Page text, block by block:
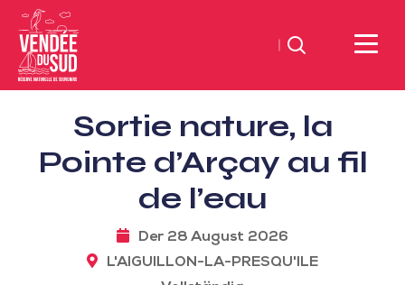
Sud
TourismusSüd
Suchen
Sortie nature, la
Pointe d’Arçay au fil
de l’eau
Der 28 August 2026
L'AIGUILLON-LA-PRESQU'ILE